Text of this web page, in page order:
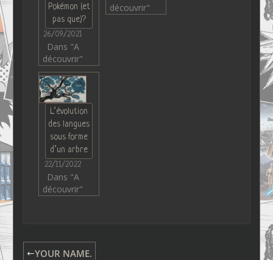
Pokémon (et
pas que)?
26/09/2021
Dans "A
découvrir"
découvrir"
L’évolution
des langues
sous forme
d’un arbre
22/11/2022
Dans "A
découvrir"
YOUR NAME.